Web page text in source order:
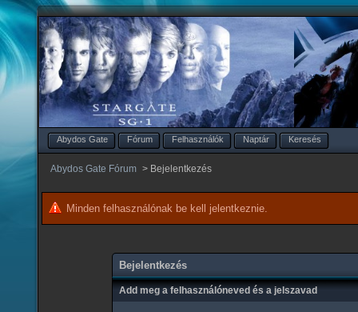
Abydos Gate Fórum Felhasználók Naptár Keresés
Abydos Gate Fórum > Bejelentkezés
Minden felhasználónak be kell jelentkeznie.
Bejelentkezés
Add meg a felhasználóneved és a jelszavad